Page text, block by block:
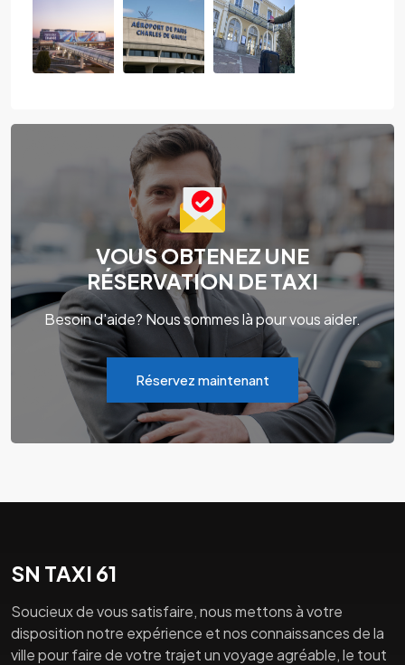
VOUS OBTENEZ UNE
RÉSERVATION DE TAXI
Besoin d'aide? Nous sommes là pour vous aider.
Réservez maintenant
SN TAXI 61
Soucieux de vous satisfaire, nous mettons à votre
disposition notre expérience et nos connaissances de la
ville pour faire de votre trajet un voyage agréable, le tout